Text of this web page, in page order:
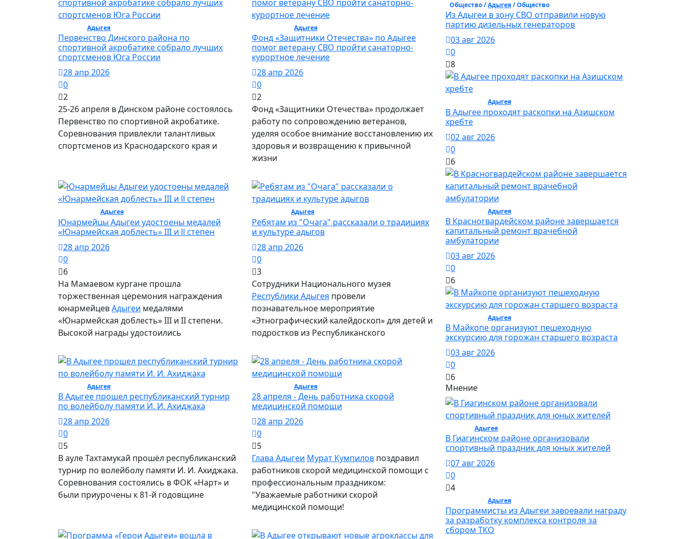
Адыгея/ Спорт
Первенство Динского района по
спортивной акробатике собрало лучших
спортсменов Юга России
28 апр 2026
0
2
25-26 апреля в Динском районе состоялось
Первенство по спортивной акробатике.
Соревнования привлекли талантливых
спортсменов из Краснодарского края и
Адыгея/ Общество
Фонд «Защитники Отечества» по Адыгее
помог ветерану СВО пройти санаторно-
курортное лечение
28 апр 2026
0
2
Фонд «Защитники Отечества» продолжает
работу по сопровождению ветеранов,
уделяя особое внимание восстановлению их
здоровья и возвращению к привычной
жизни
Адыгея/ Общество
Юнармейцы Адыгеи удостоены медалей
«Юнармейская доблесть» III и ll степен
28 апр 2026
0
6
На Мамаевом кургане прошла
торжественная церемония награждения
юнармейцевАдыгеи медалями
«Юнармейская доблесть» III и II степени.
Высокой награды удостоились
Адыгея/ Культура
Ребятам из "Очага" рассказали о традициях
и культуре адыгов
28 апр 2026
0
3
Сотрудники Национального музея
Республики Адыгея провели
познавательное мероприятие
«Этнографический калейдоскоп» для детей и
подростков из Республиканского
Адыгея/ Спорт
В Адыгее прошел республиканский турнир
по волейболу памяти И. И. Ахиджака
28 апр 2026
0
5
В ауле Тахтамукай прошёл республиканский
турнир по волейболу памяти И. И. Ахиджака.
Соревнования состоялись в ФОК «Нарт» и
были приурочены к 81-й годовщине
Адыгея/ Общество
28 апреля - День работника скорой
медицинской помощи
28 апр 2026
0
5
Глава Адыгеи Мурат Кумпилов поздравил
работников скорой медицинской помощи с
профессиональным праздником:
"Уважаемые работники скорой
медицинской помощи!
Общество /Адыгея/ Общество
Из Адыгеи в зону СВО отправили новую
партию дизельных генераторов
03 авг 2026
0
8
Адыгея/ Общество
В Адыгее проходят раскопки на Азишском
хребте
02 авг 2026
0
6
Адыгея/ Общество
В Красногвардейском районе завершается
капитальный ремонт врачебной
амбулатории
03 авг 2026
0
6
Адыгея/ Общество
В Майкопе организуют пешеходную
экскурсию для горожан старшего возраста
03 авг 2026
0
6
Мнение
Адыгея/ Спорт
В Гиагинском районе организовали
спортивный праздник для юных жителей
07 авг 2026
0
4
Адыгея/ Общество
Программисты из Адыгеи завоевали награду
за разработку комплекса контроля за
сбором ТКО